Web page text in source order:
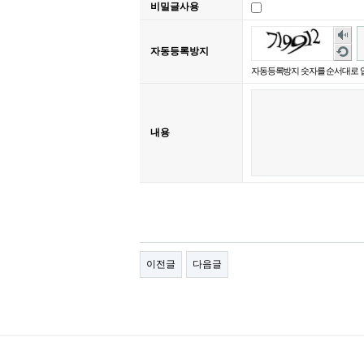
비밀글사용
자동등록방지
숫
자
음
성
듣
새
로
고
침
자동등록방지 숫자를 순서대로
내용
이전글 다음글